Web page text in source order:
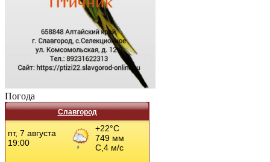
Погода
Славгород